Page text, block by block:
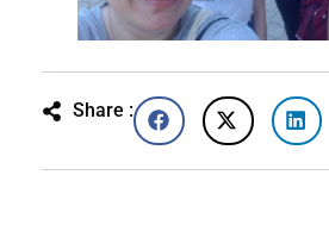
Share :